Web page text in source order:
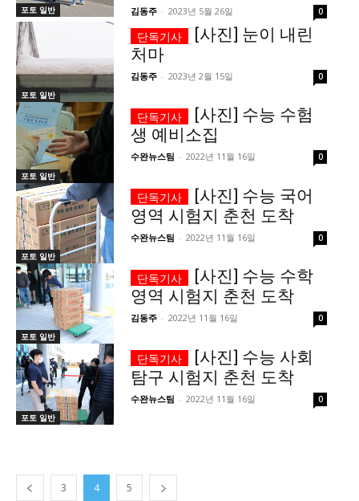
포토 일반 김동주 - 2023년 5월 26일 0
포토 일반
[사진] 눈이 내린
처마
김동주 - 2023년 2월 15일 0
포토 일반
[사진] 수능 수험
생 예비소집
수완뉴스팀 - 2022년 11월 16일 0
포토 일반
[사진] 수능 국어
영역 시험지 춘천 도착
수완뉴스팀 - 2022년 11월 16일 0
포토 일반
[사진] 수능 수학
영역 시험지 춘천 도착
김동주 - 2022년 11월 16일 0
포토 일반
[사진] 수능 사회
탐구 시험지 춘천 도착
수완뉴스팀 - 2022년 11월 16일 0
3 4 5